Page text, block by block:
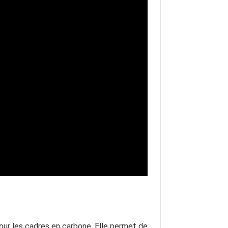
les cadres en carbone. Elle permet de